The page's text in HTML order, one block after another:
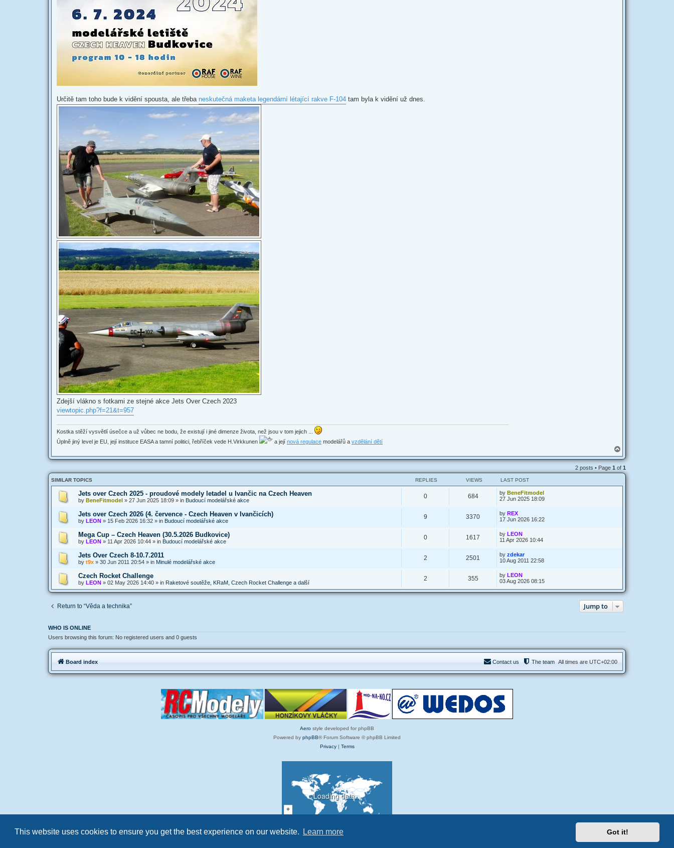
This website uses cookies to ensure you get the best experience on our website. Learn more Got it!
Určitě tam toho bude k vidění spousta, ale třeba neskutečná maketa legendární létající rakve F-104 tam byla k vidění už dnes.
Zdejší vlákno s fotkami ze stejné akce Jets Over Czech 2023
viewtopic.php?f=21&t=957
Kostka stěží vysvětlí úsečce a už vůbec ne bodu, že existují i jiné dimenze života, než jsou v tom jejich ...
Úplně jiný level je EU, její instituce EASA a tamní politici, řebříček vede H.Virkkunen
a její nová regulace modelářů a vzdělání dětí
o
p
2 posts • Page 1 of 1
SIMILAR TOPICS REPLIES VIEWS LAST POST
Jets over Czech 2025 - proudové modely letadel u Ivančic na Czech Heaven
by BeneFitmodel » 27 Jun 2025 18:09 » in Budoucí modelářské akce
0 684 by BeneFitmodel
27 Jun 2025 18:09
Jets over Czech 2026 (4. července - Czech Heaven v Ivančicích)
by LEON » 15 Feb 2026 16:32 » in Budoucí modelářské akce
9 3370 by REX
17 Jun 2026 16:22
Mega Cup – Czech Heaven (30.5.2026 Budkovice)
by LEON » 11 Apr 2026 10:44 » in Budoucí modelářské akce
0 1617 by LEON
11 Apr 2026 10:44
Jets Over Czech 8-10.7.2011
by t9x » 30 Jun 2011 20:54 » in Minulé modelářské akce
2 2501 by zdekar
10 Aug 2011 22:58
Czech Rocket Challenge
by LEON » 02 May 2026 14:40 » in Raketové soutěže, KRaM, Czech Rocket Challenge a další
2 355 by LEON
03 Aug 2026 08:15
Return to “Věda a technika” Jump to
WHO IS ONLINE
Users browsing this forum: No registered users and 0 guests
Board index All times are UTC+02:00
The team
Contact us
Aero style developed for phpBB
Powered by phpBB® Forum Software © phpBB Limited
Privacy| Terms
Loading data...